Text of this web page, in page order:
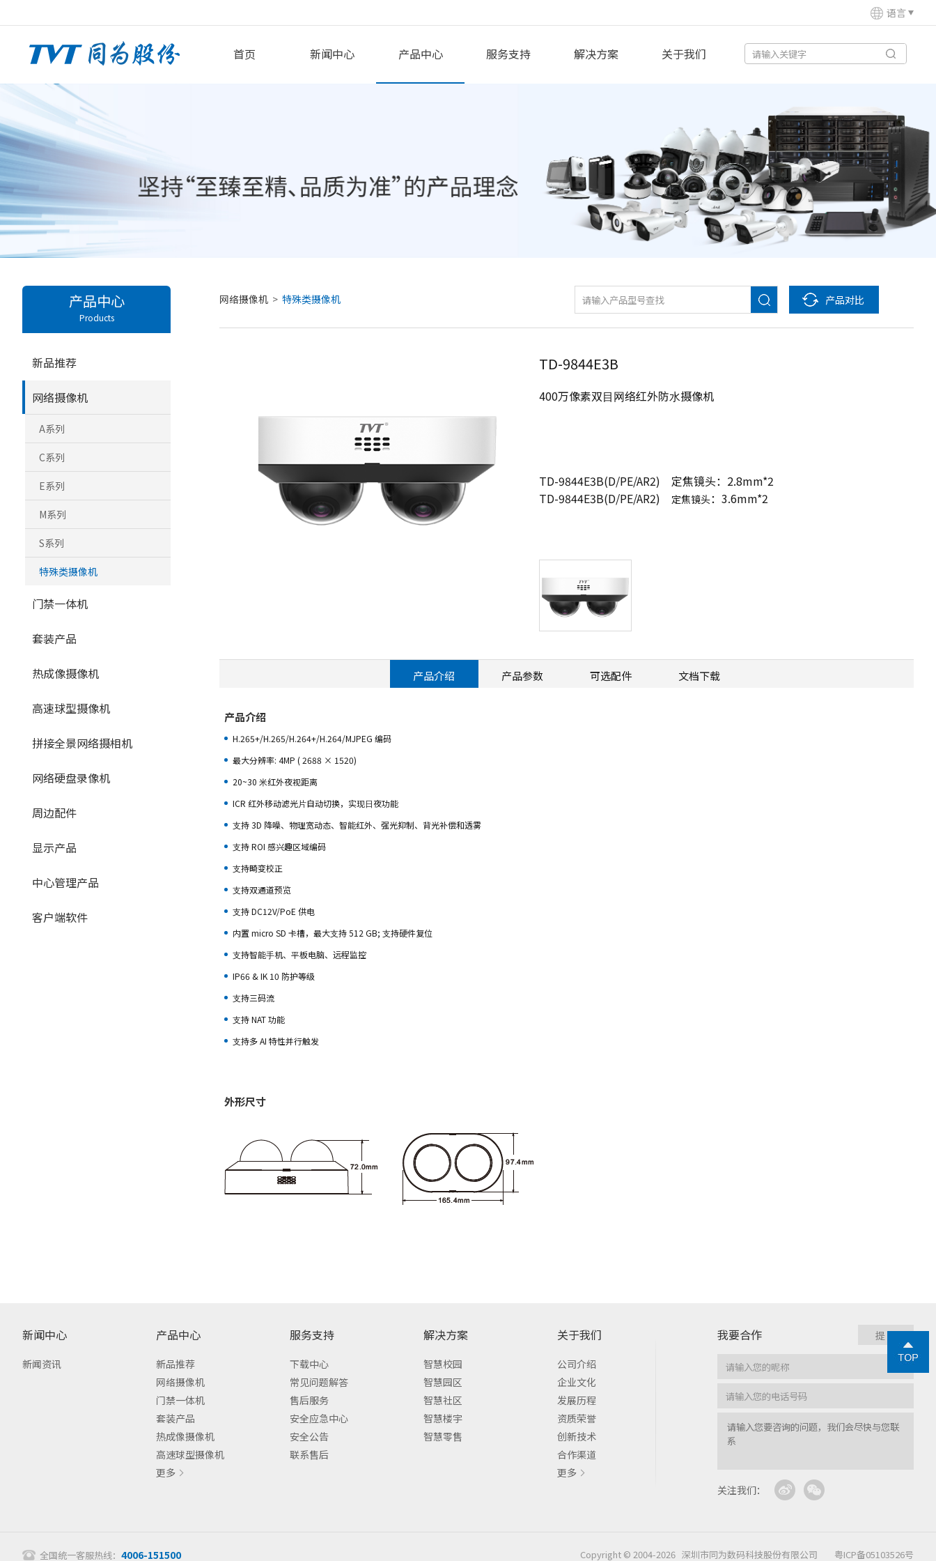
语言
首页 新闻中心 产品中心 服务支持 解决方案 关于我们
产品中心
Products
新品推荐
网络摄像机
A系列
C系列
E系列
M系列
S系列
特殊类摄像机
门禁一体机
套装产品
热成像摄像机
高速球型摄像机
拼接全景网络摄相机
网络硬盘录像机
周边配件
显示产品
中心管理产品
客户端软件
网络摄像机 > 特殊类摄像机 产品对比
TD-9844E3B
400万像素双⽬⽹络红外防⽔摄像机
TD-9844E3B(D/PE/AR2) 定焦镜头：2.8mm*2
TD-9844E3B(D/PE/AR2)
定焦镜头：3.6mm*2
产品介绍 产品参数 可选配件 文档下载
产品介绍
H.265+/H.265/H.264+/H.264/MJPEG 编码
最⼤分辨率: 4MP ( 2688 × 1520)
20~30 ⽶红外夜视距离
ICR 红外移动滤光⽚⾃动切换，实现⽇夜功能
⽀持 3D 降噪、物理宽动态、智能红外、强光抑制、背光补偿和透雾
⽀持 ROI 感兴趣区域编码
⽀持畸变校正
⽀持双通道预览
⽀持 DC12V/PoE 供电
内置 micro SD 卡槽，最⼤⽀持 512 GB; ⽀持硬件复位
⽀持智能⼿机、平板电脑、远程监控
IP66 & IK 10 防护等级
⽀持三码流
⽀持 NAT 功能
⽀持多 AI 特性并⾏触发
外形尺寸
新闻中心
新闻资讯
产品中心
新品推荐
网络摄像机
门禁一体机
套装产品
热成像摄像机
高速球型摄像机
更多
服务支持
下载中心
常见问题解答
售后服务
安全应急中心
安全公告
联系售后
解决方案
智慧校园
智慧园区
智慧社区
智慧楼宇
智慧零售
关于我们
公司介绍
企业文化
发展历程
资质荣誉
创新技术
合作渠道
更多
我要合作
关注我们：
全国统一客服热线： 4006-151500 Copyright © 2004-2026 深圳市同为数码科技股份有限公司 粤ICP备05103526号